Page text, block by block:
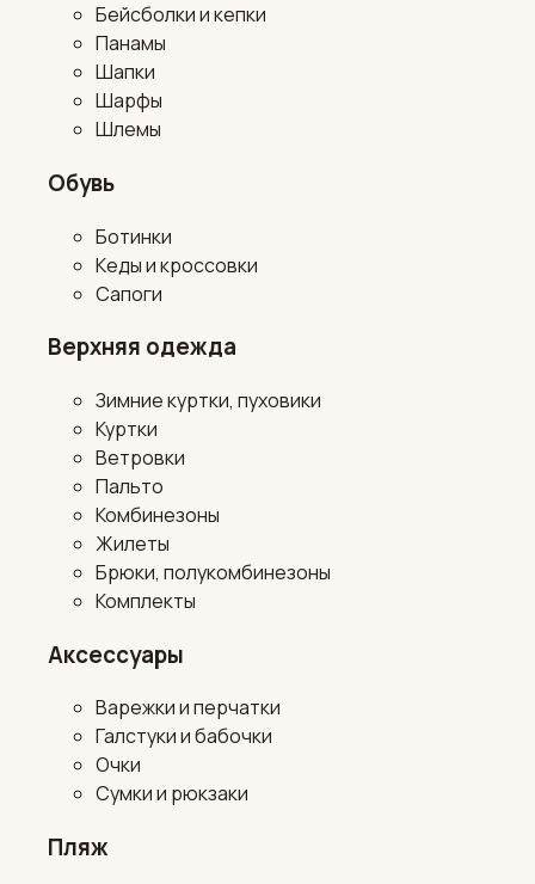
Бейсболки и кепки
Панамы
Шапки
Шарфы
Шлемы
Обувь
Ботинки
Кеды и кроссовки
Сапоги
Верхняя одежда
Зимние куртки, пуховики
Куртки
Ветровки
Пальто
Комбинезоны
Жилеты
Брюки, полукомбинезоны
Комплекты
Аксессуары
Варежки и перчатки
Галстуки и бабочки
Очки
Сумки и рюкзаки
Пляж